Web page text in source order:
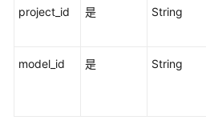
户
project_id 是 String
model_id 是 String